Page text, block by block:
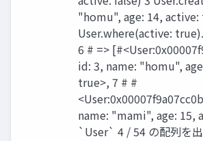
"homu", age: 14,
User.where(active:
6 # =>
id: 3, name: "homu",
true>, 7 # #
name: "mami", age: 15,
`User` 4 / 54 の配列を